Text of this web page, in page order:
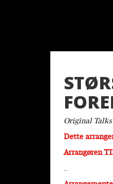
Original Talks
Dette
Arrangøren
..